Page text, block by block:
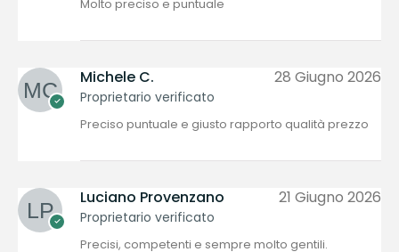
Molto preciso e puntuale
Michele C.
Proprietario verificato
28 Giugno 2026
Preciso puntuale e giusto rapporto qualità prezzo
Luciano Provenzano
Proprietario verificato
21 Giugno 2026
Precisi, competenti e sempre molto gentili.